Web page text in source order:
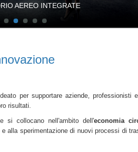
AEREO INTEGRATE
per supportare aziende, professionisti
risultati.
si collocano nell'ambito dell'economia
alla sperimentazione di nuovi processi di